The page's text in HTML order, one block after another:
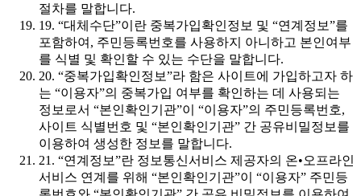
절차를 말합니다.
19. “대체수단”이란 중복가입확인정보 및 “연계정보”를
포함하여, 주민등록번호를 사용하지 아니하고 본인여부
를 식별 및 확인할 수 있는 수단을 말합니다.
20. “중복가입확인정보”라 함은 사이트에 가입하고자 하
는 “이용자”의 중복가입 여부를 확인하는 데 사용되는
정보로서 “본인확인기관”이 “이용자”의 주민등록번호,
사이트 식별번호 및 “본인확인기관” 간 공유비밀정보를
이용하여 생성한 정보를 말합니다.
21. “연계정보”란 정보통신서비스 제공자의 온•오프라인
서비스 연계를 위해 “본인확인기관”이 “이용자” 주민등